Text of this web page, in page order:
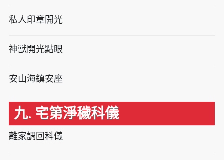
私人印章開光
神獸開光點眼
安山海鎮安座
九. 宅第淨穢科儀
離家調回科儀